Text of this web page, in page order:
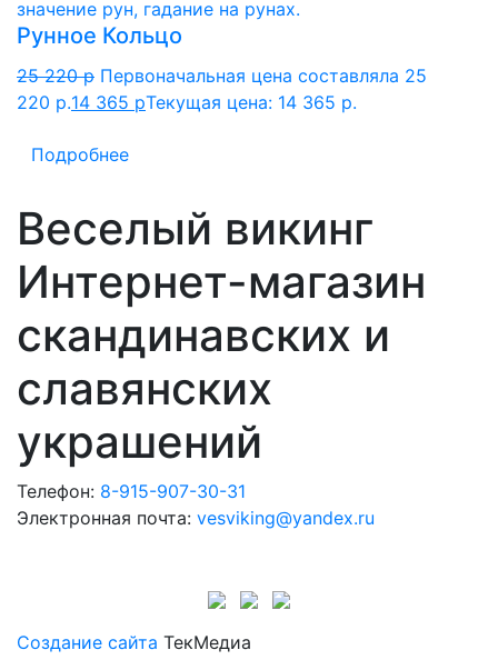
Рунное Кольцо
25 220p Первоначальная цена составляла 25
220 p.14 365 pТекущая цена: 14 365 p.
Подробнее
Веселый викинг
Интернет-магазин
скандинавских и
славянских
украшений
Телефон: 8-915-907-30-31
Электронная почта: vesviking@yandex.ru
Создание сайта ТекМедиа